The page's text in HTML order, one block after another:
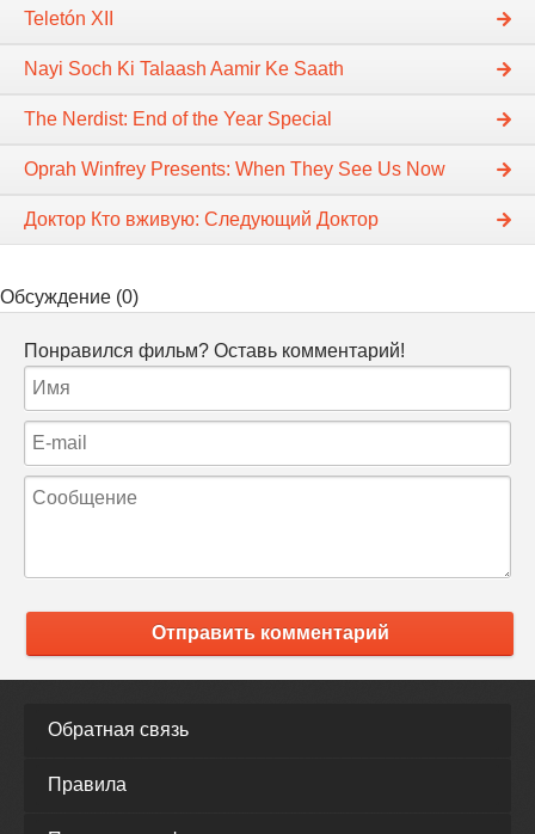
Teletón XII
Nayi Soch Ki Talaash Aamir Ke Saath
The Nerdist: End of the Year Special
Oprah Winfrey Presents: When They See Us Now
Доктор Кто вживую: Следующий Доктор
Обсуждение (0)
Понравился фильм? Оставь комментарий!
Отправить комментарий
Обратная связь
Правила